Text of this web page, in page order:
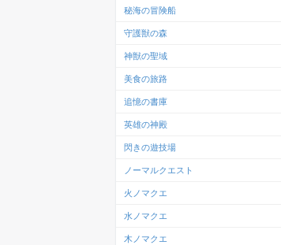
秘海の冒険船
守護獣の森
神獣の聖域
美食の旅路
追憶の書庫
英雄の神殿
閃きの遊技場
ノーマルクエスト
火ノマクエ
水ノマクエ
木ノマクエ